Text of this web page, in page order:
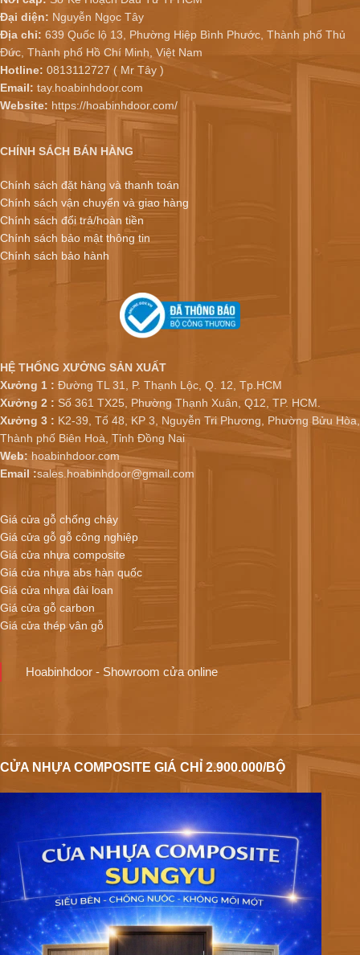
Đại diện: Nguyễn Ngọc Tây
Địa chỉ: 639 Quốc lộ 13, Phường Hiệp Bình Phước, Thành phố Thủ
Đức, Thành phố Hồ Chí Minh, Việt Nam
Hotline: 0813112727 ( Mr Tây )
Email: tay.hoabinhdoor.com
Website: https://hoabinhdoor.com/
CHÍNH SÁCH BÁN HÀNG
Chính sách đặt hàng và thanh toán
Chính sách vận chuyển và giao hàng
Chính sách đổi trả/hoàn tiền
Chính sách bảo mật thông tin
Chính sách bảo hành
HỆ THỐNG XƯỞNG SẢN XUẤT
Xưởng 1 : Đường TL 31, P. Thạnh Lộc, Q. 12, Tp.HCM
Xưởng 2 : Số 361 TX25, Phường Thạnh Xuân, Q12, TP. HCM.
Xưởng 3 : K2-39, Tổ 48, KP 3, Nguyễn Tri Phương, Phường Bửu Hòa,
Thành phố Biên Hoà, Tỉnh Đồng Nai
Web: hoabinhdoor.com
Email :sales.hoabinhdoor@gmail.com
Giá cửa gỗ chống cháy
Giá cửa gỗ gỗ công nghiệp
Giá cửa nhựa composite
Giá cửa nhựa abs hàn quốc
Giá cửa nhựa đài loan
Giá cửa gỗ carbon
Giá cửa thép vân gỗ
Hoabinhdoor - Showroom cửa online
CỬA NHỰA COMPOSITE GIÁ CHỈ 2.900.000/BỘ